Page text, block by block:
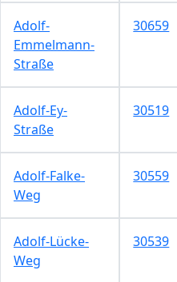
Adolf-
Emmelmann-
Straße
30659
Adolf-Ey-
Straße
30519
Adolf-Falke-
Weg
30559
Adolf-Lücke-
Weg
30539